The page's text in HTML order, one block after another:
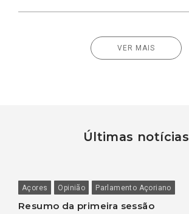
VER MAIS
Últimas notícias
Açores Opinião Parlamento Açoriano
Resumo da primeira sessão